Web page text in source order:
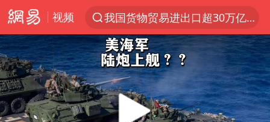
视频
我国货物贸易进出口超30万亿元
上半年我国机械工业经济运行稳中有进
台风白海豚加强
官方通报教师招聘笔试前13名被淘汰
国防部回应日本试射“战斧”导弹